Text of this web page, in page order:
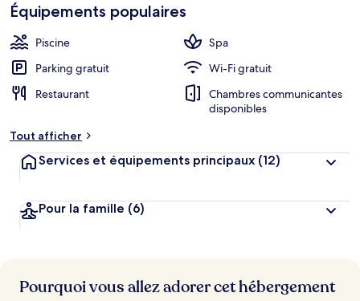
Équipements populaires
Piscine
Spa
Parking gratuit
Wi-Fi gratuit
Restaurant
Chambres communicantes
disponibles
Tout afficher
Services et équipements principaux (12)
Pour la famille (6)
Pourquoi vous allez adorer cet hébergement